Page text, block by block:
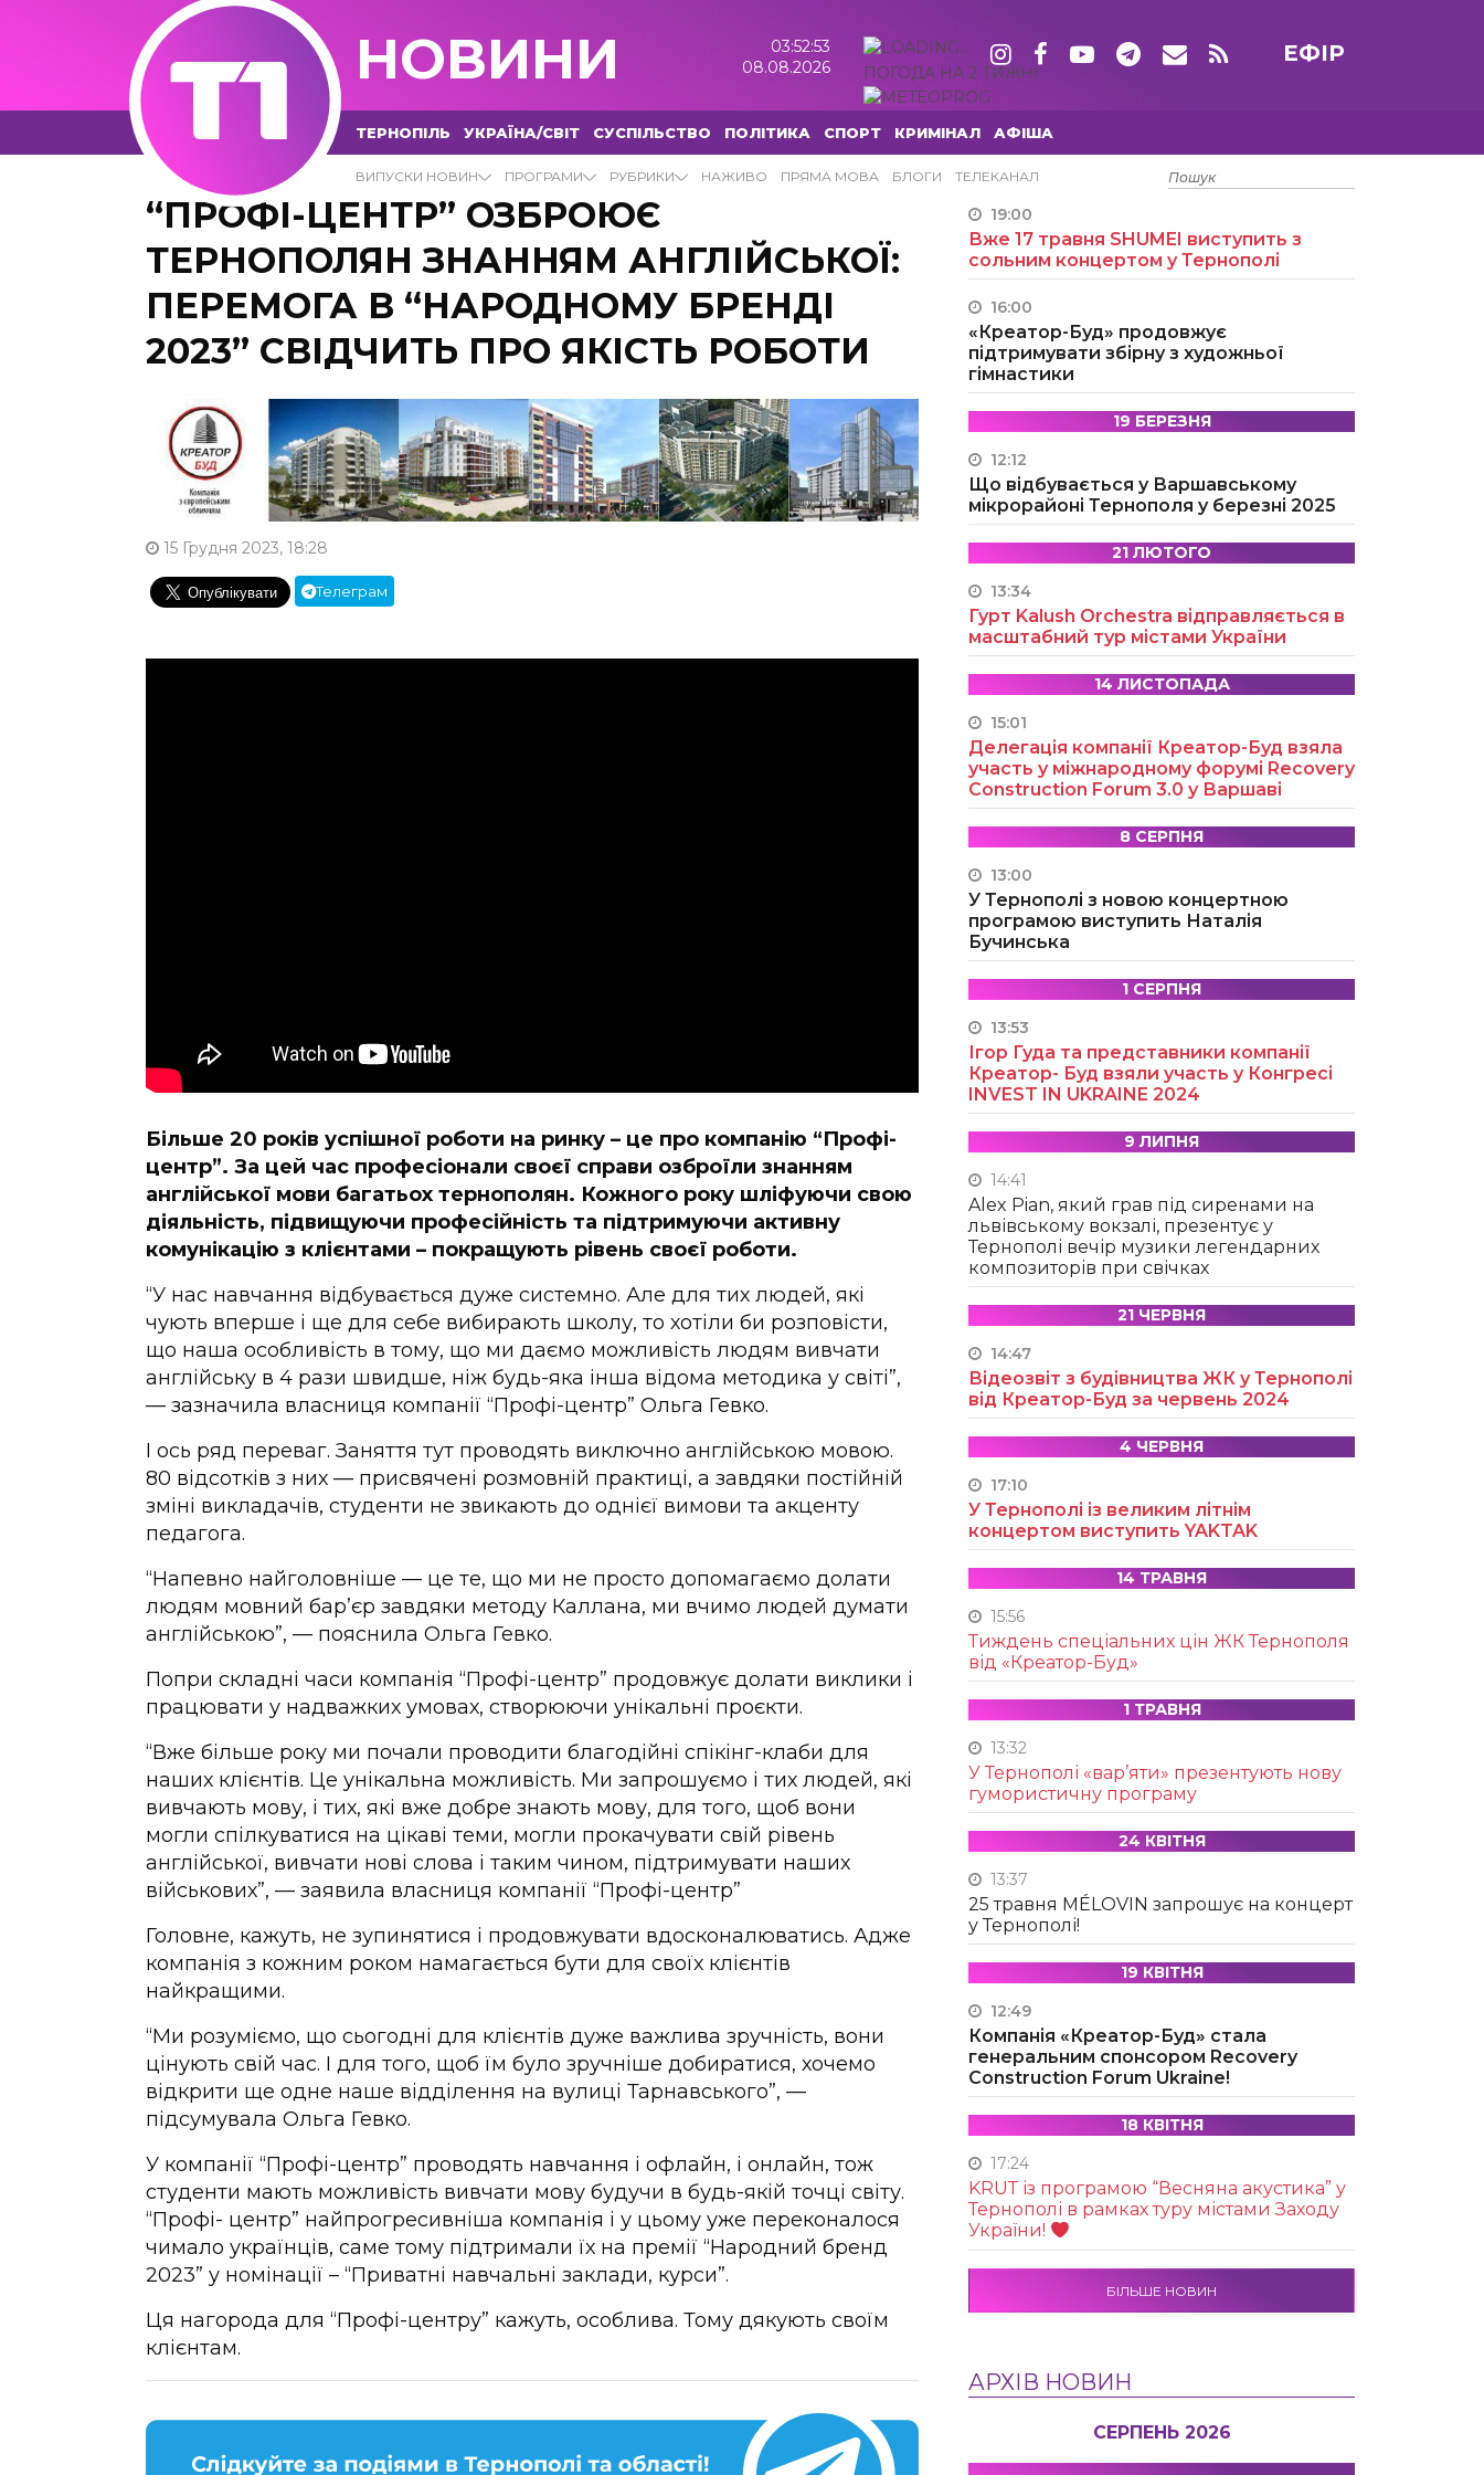
НОВИНИ
03:52:54
08.08.2026
ПОГОДА НА 2 ТИЖНІ
ЕФІР
ТЕРНОПІЛЬ УКРАЇНА/СВІТ СУСПІЛЬСТВО ПОЛІТИКА СПОРТ КРИМІНАЛ АФІША
ВИПУСКИ НОВИН ПРОГРАМИ РУБРИКИ НАЖИВО ПРЯМА МОВА БЛОГИ ТЕЛЕКАНАЛ
Новини компаній
“ПРОФІ-ЦЕНТР” ОЗБРОЮЄ
ТЕРНОПОЛЯН ЗНАННЯМ АНГЛІЙСЬКОЇ:
ПЕРЕМОГА В “НАРОДНОМУ БРЕНДІ
2023” СВІДЧИТЬ ПРО ЯКІСТЬ РОБОТИ
15 Грудня 2023, 18:28
Телеграм
Більше 20 років успішної роботи на ринку – це про компанію “Профі-
центр”. За цей час професіонали своєї справи озброїли знанням
англійської мови багатьох тернополян. Кожного року шліфуючи свою
діяльність, підвищуючи професійність та підтримуючи активну
комунікацію з клієнтами – покращують рівень своєї роботи.
“У нас навчання відбувається дуже системно. Але для тих людей, які
чують вперше і ще для себе вибирають школу, то хотіли би розповісти,
що наша особливість в тому, що ми даємо можливість людям вивчати
англійську в 4 рази швидше, ніж будь-яка інша відома методика у світі”,
— зазначила власниця компанії “Профі-центр” Ольга Гевко.
І ось ряд переваг. Заняття тут проводять виключно англійською мовою.
80 відсотків з них — присвячені розмовній практиці, а завдяки постійній
зміні викладачів, студенти не звикають до однієї вимови та акценту
педагога.
“Напевно найголовніше — це те, що ми не просто допомагаємо долати
людям мовний бар’єр завдяки методу Каллана, ми вчимо людей думати
англійською”, — пояснила Ольга Гевко.
Попри складні часи компанія “Профі-центр” продовжує долати виклики і
працювати у надважких умовах, створюючи унікальні проєкти.
“Вже більше року ми почали проводити благодійні спікінг-клаби для
наших клієнтів. Це унікальна можливість. Ми запрошуємо і тих людей, які
вивчають мову, і тих, які вже добре знають мову, для того, щоб вони
могли спілкуватися на цікаві теми, могли прокачувати свій рівень
англійської, вивчати нові слова і таким чином, підтримувати наших
військових”, — заявила власниця компанії “Профі-центр”
Головне, кажуть, не зупинятися і продовжувати вдосконалюватись. Адже
компанія з кожним роком намагається бути для своїх клієнтів
найкращими.
“Ми розуміємо, що сьогодні для клієнтів дуже важлива зручність, вони
цінують свій час. І для того, щоб їм було зручніше добиратися, хочемо
відкрити ще одне наше відділення на вулиці Тарнавського”, —
підсумувала Ольга Гевко.
У компанії “Профі-центр” проводять навчання і офлайн, і онлайн, тож
студенти мають можливість вивчати мову будучи в будь-якій точці світу.
“Профі- центр” найпрогресивніша компанія і у цьому уже переконалося
чимало українців, саме тому підтримали їх на премії “Народний бренд
2023” у номінації – “Приватні навчальні заклади, курси”.
Ця нагорода для “Профі-центру” кажуть, особлива. Тому дякують своїм
клієнтам.
15 ТРАВНЯ
19:00
Вже 17 травня SHUMEI виступить з
сольним концертом у Тернополі
16:00
«Креатор-Буд» продовжує
підтримувати збірну з художньої
гімнастики
19 БЕРЕЗНЯ
12:12
Що відбувається у Варшавському
мікрорайоні Тернополя у березні 2025
21 ЛЮТОГО
13:34
Гурт Kalush Orchestra відправляється в
масштабний тур містами України
14 ЛИСТОПАДА
15:01
Делегація компанії Креатор-Буд взяла
участь у міжнародному форумі Recovery
Construction Forum 3.0 у Варшаві
8 СЕРПНЯ
13:00
У Тернополі з новою концертною
програмою виступить Наталія
Бучинська
1 СЕРПНЯ
13:53
Ігор Гуда та представники компанії
Креатор- Буд взяли участь у Конгресі
INVEST IN UKRAINE 2024
9 ЛИПНЯ
14:41
Alex Pian, який грав під сиренами на
львівському вокзалі, презентує у
Тернополі вечір музики легендарних
композиторів при свічках
21 ЧЕРВНЯ
14:47
Відеозвіт з будівництва ЖК у Тернополі
від Креатор-Буд за червень 2024
4 ЧЕРВНЯ
17:10
У Тернополі із великим літнім
концертом виступить YAKTAK
14 ТРАВНЯ
15:56
Тиждень спеціальних цін ЖК Тернополя
від «Креатор-Буд»
1 ТРАВНЯ
13:32
У Тернополі «вар’яти» презентують нову
гумористичну програму
24 КВІТНЯ
13:37
25 травня MÉLOVIN запрошує на концерт
у Тернополі!
19 КВІТНЯ
12:49
Компанія «Креатор-Буд» стала
генеральним спонсором Recovery
Construction Forum Ukraine!
18 КВІТНЯ
17:24
KRUТ із програмою “Весняна акустика” у
Тернополі в рамках туру містами Заходу
України!
БІЛЬШЕ НОВИН
АРХІВ НОВИН
СЕРПЕНЬ 2026